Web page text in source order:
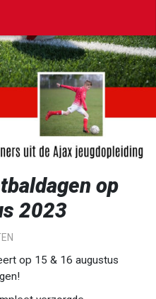
op
2023
op 15 & 16 augustus